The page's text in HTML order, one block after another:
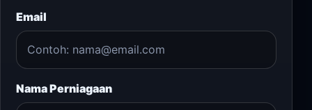
Email
Nama Perniagaan